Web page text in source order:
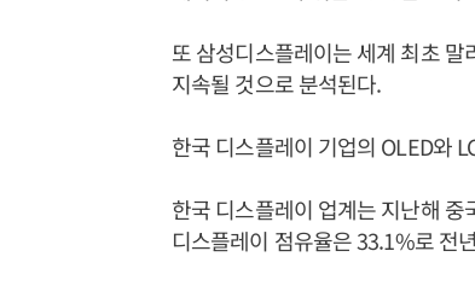
또 삼성디스플레이는 세계 최초 말
지속될 것으로 분석된다.
한국 디스플레이 기업의 OLED와
한국 디스플레이 업계는 지난해
디스플레이 점유율은 33.1%로 전